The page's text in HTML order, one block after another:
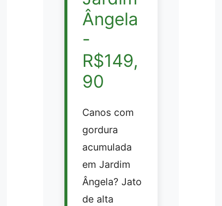
Ângela
-
R$149,
90
Canos com
gordura
acumulada
em Jardim
Ângela? Jato
de alta